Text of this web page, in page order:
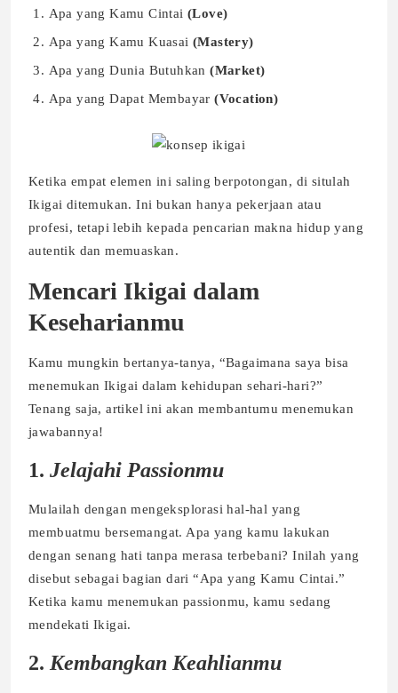
Apa yang Kamu Cintai (Love)
Apa yang Kamu Kuasai (Mastery)
Apa yang Dunia Butuhkan (Market)
Apa yang Dapat Membayar (Vocation)
Ketika empat elemen ini saling berpotongan, di situlah
Ikigai ditemukan. Ini bukan hanya pekerjaan atau
profesi, tetapi lebih kepada pencarian makna hidup yang
autentik dan memuaskan.
Mencari Ikigai dalam
Keseharianmu
Kamu mungkin bertanya-tanya, “Bagaimana saya bisa
menemukan Ikigai dalam kehidupan sehari-hari?”
Tenang saja, artikel ini akan membantumu menemukan
jawabannya!
1. Jelajahi Passionmu
Mulailah dengan mengeksplorasi hal-hal yang
membuatmu bersemangat. Apa yang kamu lakukan
dengan senang hati tanpa merasa terbebani? Inilah yang
disebut sebagai bagian dari “Apa yang Kamu Cintai.”
Ketika kamu menemukan passionmu, kamu sedang
mendekati Ikigai.
2. Kembangkan Keahlianmu